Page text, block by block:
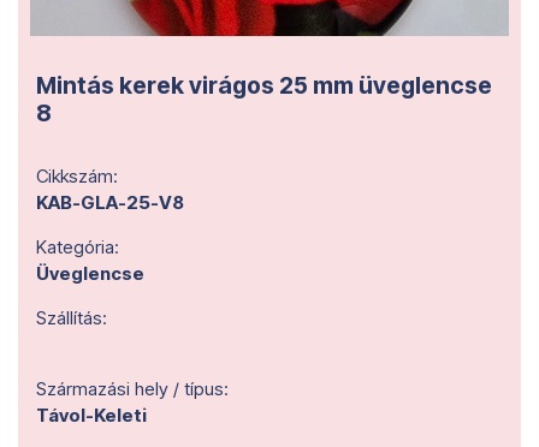
Mintás kerek virágos 25 mm üveglencse
8
Cikkszám:
KAB-GLA-25-V8
Kategória:
Üveglencse
Szállítás:
Származási hely / típus:
Távol-Keleti